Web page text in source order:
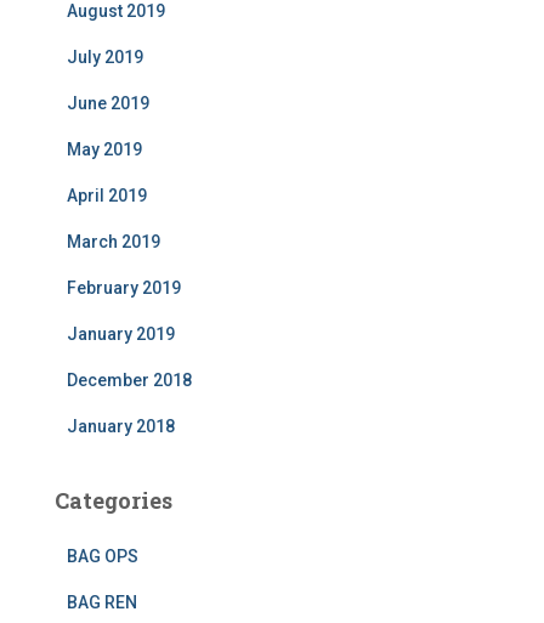
August 2019
July 2019
June 2019
May 2019
April 2019
March 2019
February 2019
January 2019
December 2018
January 2018
Categories
BAG OPS
BAG REN